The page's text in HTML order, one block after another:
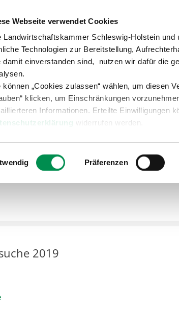
Webseite verwendet Cookies
Landwirtschaftskammer Schleswig-Holstein
Technologien zur Bereitstellung,
damit einverstanden sind, nutzen wir dafür die
können „Cookies zulassen“ wählen, um diesen
klicken, um Einschränkungen
Informationen. Erteilte Einwilligungen
widerrufen werden.
Präferenzen
Ansprechpartner & Berater
Beratung Landwirtschaft
Pflanzenbau
2019